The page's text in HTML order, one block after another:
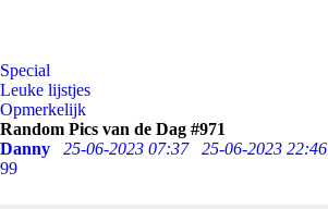
Special
Leuke lijstjes
Opmerkelijk
Random Pics van de Dag #971
Danny
25-06-2023 07:37 25-06-2023 22:46
99